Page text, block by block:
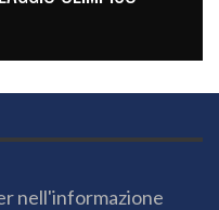
nell'informazione